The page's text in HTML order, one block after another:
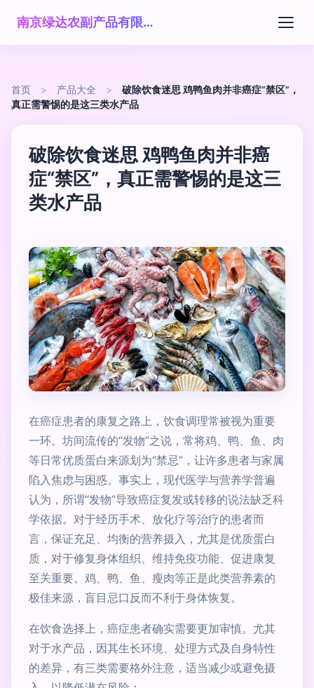
南京绿达农副产品有限公司
首页 > 产品大全 >
破除饮食迷思 鸡鸭鱼肉并非癌症“禁区”，
真正需警惕的是这三类水产品
破除饮食迷思 鸡鸭鱼肉并非癌
症“禁区”，真正需警惕的是这三
类水产品
在癌症患者的康复之路上，饮食调理常被视为重要
一环。坊间流传的“发物”之说，常将鸡、鸭、鱼、肉
等日常优质蛋白来源划为“禁忌”，让许多患者与家属
陷入焦虑与困惑。事实上，现代医学与营养学普遍
认为，所谓“发物”导致癌症复发或转移的说法缺乏科
学依据。对于经历手术、放化疗等治疗的患者而
言，保证充足、均衡的营养摄入，尤其是优质蛋白
质，对于修复身体组织、维持免疫功能、促进康复
至关重要。鸡、鸭、鱼、瘦肉等正是此类营养素的
极佳来源，盲目忌口反而不利于身体恢复。
在饮食选择上，癌症患者确实需要更加审慎。尤其
对于水产品，因其生长环境、处理方式及自身特性
的差异，有三类需要格外注意，适当减少或避免摄